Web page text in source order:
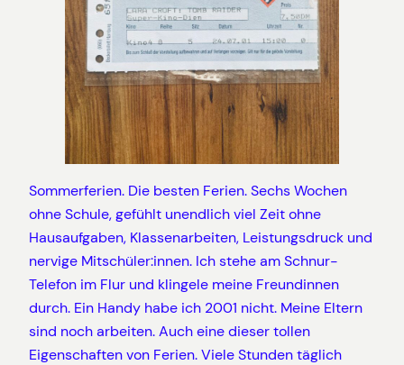
Sommerferien. Die besten Ferien. Sechs Wochen
ohne Schule, gefühlt unendlich viel Zeit ohne
Hausaufgaben, Klassenarbeiten, Leistungsdruck und
nervige Mitschüler:innen. Ich stehe am Schnur-
Telefon im Flur und klingele meine Freundinnen
durch. Ein Handy habe ich 2001 nicht. Meine Eltern
sind noch arbeiten. Auch eine dieser tollen
Eigenschaften von Ferien. Viele Stunden täglich